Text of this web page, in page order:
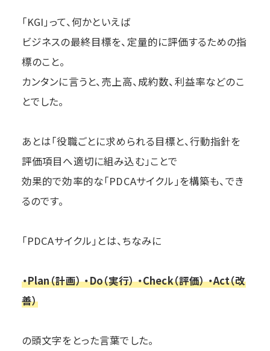
「KGI」って、何かといえば
ビジネスの最終目標を、定量的に評価するための指
標のこと。
カンタンに言うと、売上高、成約数、利益率などのこ
とでした。
あとは「役職ごとに求められる目標と、行動指針を
評価項目へ適切に組み込む」ことで
効果的で効率的な「PDCAサイクル」を構築も、でき
るのです。
「PDCAサイクル」とは、ちなみに
・Plan（計画） ・Do（実行） ・Check（評価） ・Act（改
善）
の頭文字をとった言葉でした。